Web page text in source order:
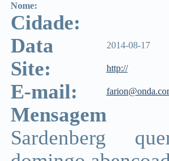
Nome:
Cidade:
Data
2014-08-17
Site: http://
E-mail:
Mensagem
Sardenberg